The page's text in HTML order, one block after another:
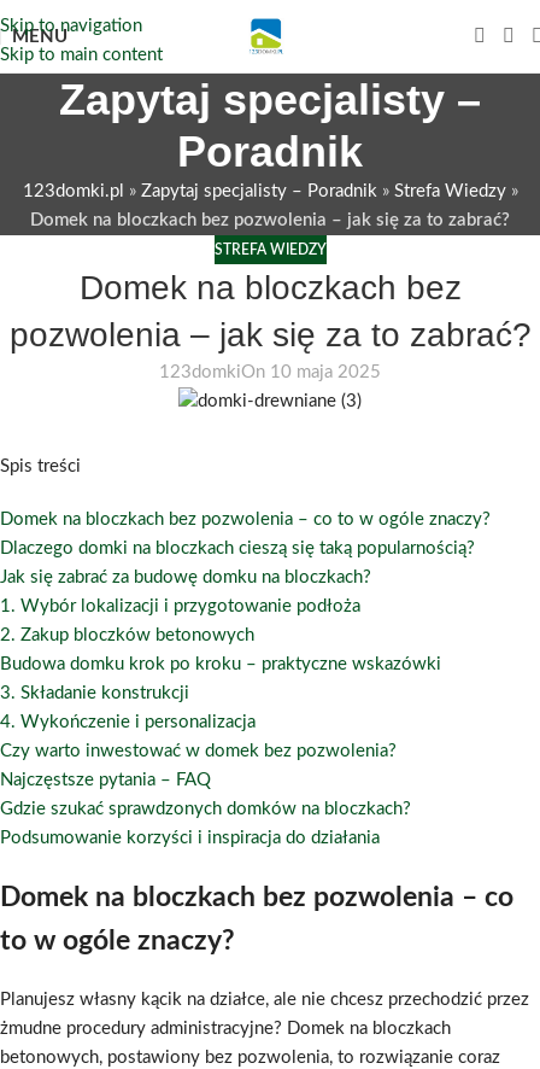
Skip to navigation
Skip to main content
MENU
Zapytaj specjalisty –
Poradnik
123domki.pl » Zapytaj specjalisty – Poradnik» Strefa Wiedzy»
Domek na bloczkach bez pozwolenia – jak się za to zabrać?
STREFA WIEDZY
Domek na bloczkach bez
pozwolenia – jak się za to zabrać?
123domkiOn 10 maja 2025
Spis treści
Domek na bloczkach bez pozwolenia – co to w ogóle znaczy?
Dlaczego domki na bloczkach cieszą się taką popularnością?
Jak się zabrać za budowę domku na bloczkach?
1. Wybór lokalizacji i przygotowanie podłoża
2. Zakup bloczków betonowych
Budowa domku krok po kroku – praktyczne wskazówki
3. Składanie konstrukcji
4. Wykończenie i personalizacja
Czy warto inwestować w domek bez pozwolenia?
Najczęstsze pytania – FAQ
Gdzie szukać sprawdzonych domków na bloczkach?
Podsumowanie korzyści i inspiracja do działania
Domek na bloczkach bez pozwolenia – co
to w ogóle znaczy?
Planujesz własny kącik na działce, ale nie chcesz przechodzić przez
żmudne procedury administracyjne? Domek na bloczkach
betonowych, postawiony bez pozwolenia, to rozwiązanie coraz